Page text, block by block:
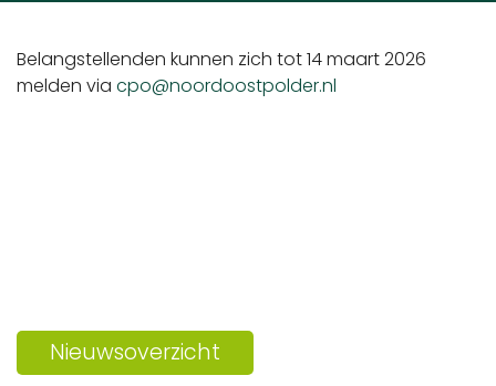
Belangstellenden kunnen zich tot 14 maart 2026
melden via cpo@noordoostpolder.nl
Nieuwsoverzicht